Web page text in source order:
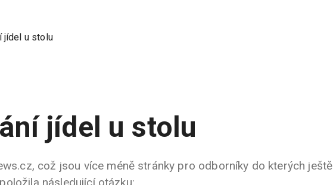
jídel u stolu
jídel u stolu
což jsou více méně stránky pro odborníky do kterých ještě
následující otázku: